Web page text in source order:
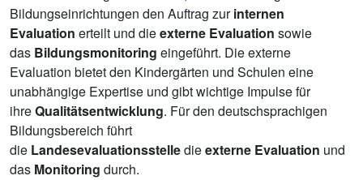
Bildungseinrichtungen den Auftrag zurinternen
Evaluation erteilt und dieexterne Evaluation sowie
das Bildungsmonitoring eingeführt. Die externe
Evaluation bietet den Kindergärten und Schulen eine
unabhängige Expertise und gibt wichtige Impulse für
ihreQualitätsentwicklung. Für den deutschsprachigen
Bildungsbereich führt
die Landesevaluationsstelledieexterne Evaluation und
das Monitoring durch.